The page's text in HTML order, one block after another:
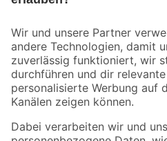
Der toom Newsletter: Keine Angebote
Zur Newsletter Anmeldung
Folge uns